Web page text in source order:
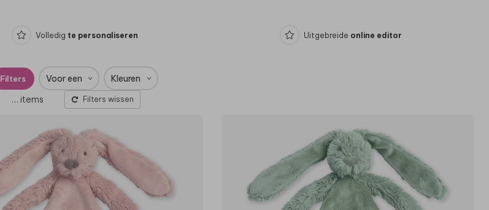
Volledig te personaliseren Uitgebreide online editor
Filters Voor een
Kleuren
… items Filters wissen